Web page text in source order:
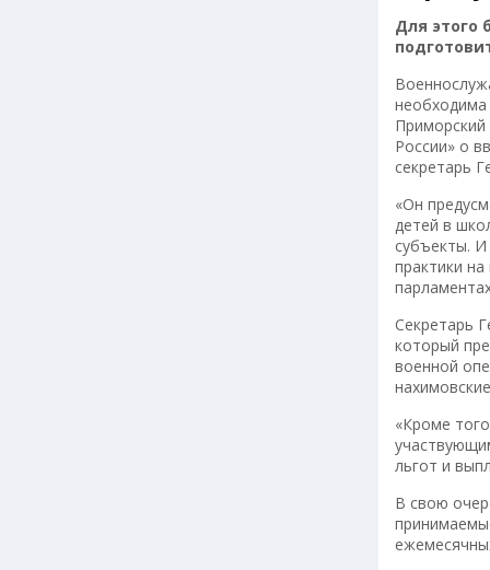
Для этого
необходима
Приморский
России» о
секретарь
«Он
детей в
субъекты.
практики
Секретарь
который
военной
«Кроме
льгот и
В свою